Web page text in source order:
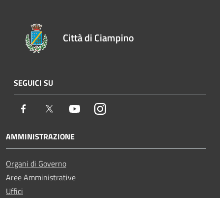
Città di Ciampino
SEGUICI SU
Facebook Twitter YoutubeInstagram
AMMINISTRAZIONE
Organi di Governo
Aree Amministrative
Uffici